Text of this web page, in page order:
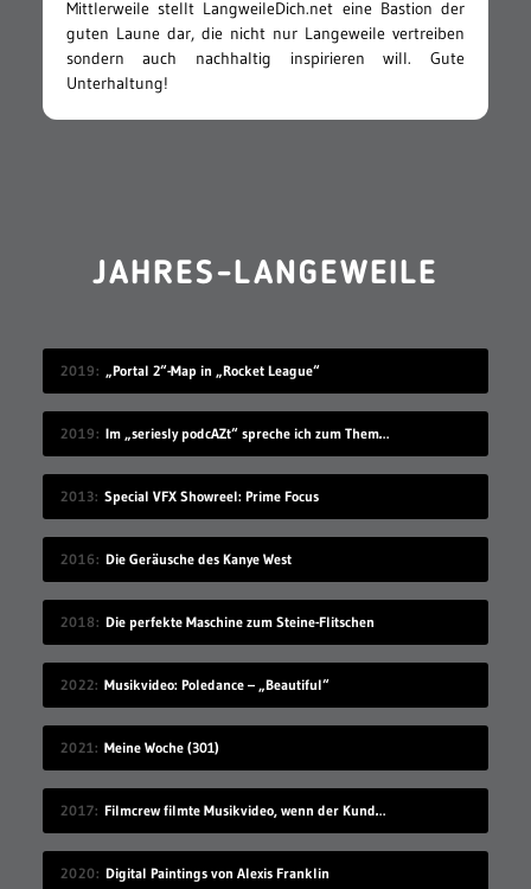
Mittlerweile stellt LangweileDich.net eine Bastion der
guten Laune dar, die nicht nur Langeweile vertreiben
sondern auch nachhaltig inspirieren will. Gute
Unterhaltung!
JAHRES-LANGEWEILE
2019 „Portal 2“-Map in „Rocket League“
2019 Im „seriesly podcAZt“ spreche ich zum Thema „Algorithmus“
2013 Special VFX Showreel: Prime Focus
2016 Die Geräusche des Kanye West
2018 Die perfekte Maschine zum Steine-Flitschen
2022 Musikvideo: Poledance – „Beautiful“
2021 Meine Woche (301)
2017 Filmcrew filmte Musikvideo, wenn der Kunde grad nicht hingeschaut hat
2020 Digital Paintings von Alexis Franklin